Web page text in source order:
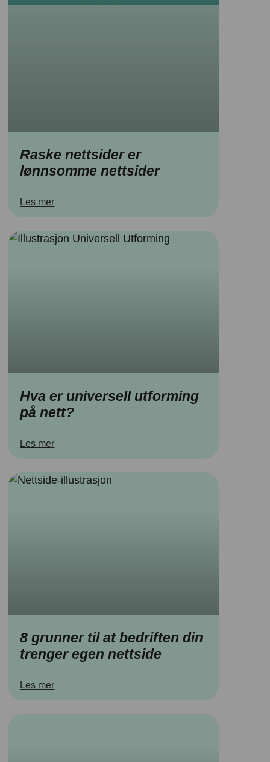
Raske nettsider er
lønnsomme nettsider
Les mer
Hva er universell utforming
på nett?
Les mer
8 grunner til at bedriften din
trenger egen nettside
Les mer